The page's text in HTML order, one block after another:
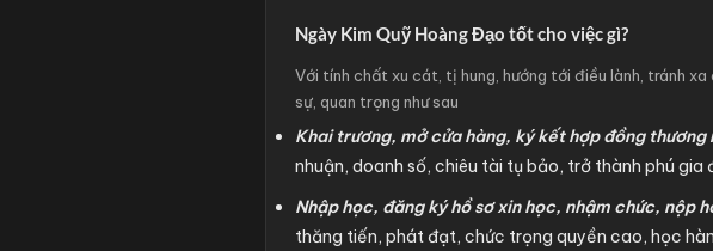
Ngày Kim Quỹ Hoàng Đạo tốt cho việc gì?
Với tính chất xu cát, tị hung, hướng tới điều lành, tránh
sự, quan trọng như sau
Khai trương, mở cửa hàng, ký kết hợp đồng
nhuận, doanh số, chiêu tài tụ bảo, trở thành phú gia
Nhập học, đăng ký hồ sơ xin học, nhậm chức, nộp
thăng tiến, phát đạt, chức trọng quyền cao, học